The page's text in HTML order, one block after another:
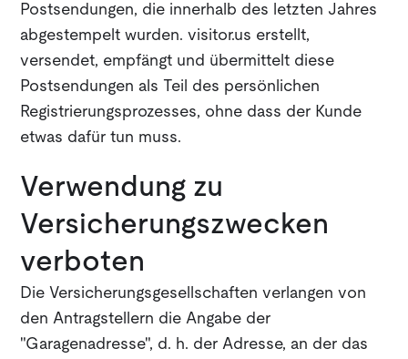
Postsendungen, die innerhalb des letzten Jahres
abgestempelt wurden. visitor.us erstellt,
versendet, empfängt und übermittelt diese
Postsendungen als Teil des persönlichen
Registrierungsprozesses, ohne dass der Kunde
etwas dafür tun muss.
Verwendung zu
Versicherungszwecken
verboten
Die Versicherungsgesellschaften verlangen von
den Antragstellern die Angabe der
"Garagenadresse", d. h. der Adresse, an der das